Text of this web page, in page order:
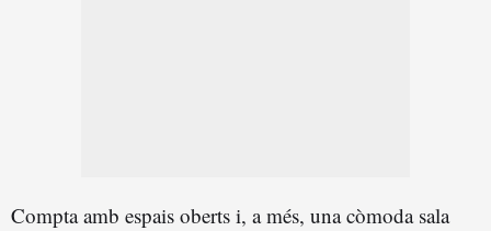
Compta amb espais oberts i, a més, una còmoda sala